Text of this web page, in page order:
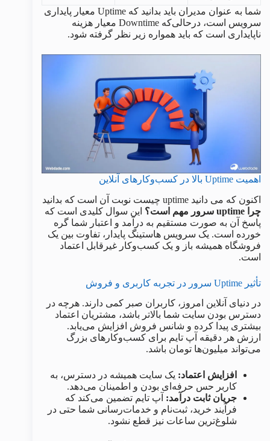
شما به عنوان مدیران باید بدانید که Uptime معیار پایداری
سرویس است، درحالی‌که Downtime معیار هزینه
ناپایداری است که باید همواره زیر نظر گرفته شود.
اهمیت Uptime بالا در کسب‌وکارهای آنلاین
اکنون که می دانید uptime چیست نوبت آن است که بدانید
چرا uptime سرور مهم است؟
این سوال کلیدی است که
پاسخ آن به صورت مستقیم به درآمد و اعتبار شما گره
خورده است. یک سرویس هاستینگ پایدار، تفاوت بین یک
فروشگاه همیشه باز و یک کسب‌وکار غیرقابل اعتماد
است.
تأثیر Uptime سرور در تجربه کاربری و فروش
در دنیای آنلاین امروز، کاربران صبر کمی دارند. هرچه در
دسترس بودن سایت شما بالاتر باشد، مشتریان اعتماد
بیشتری پیدا کرده و شانس فروش افزایش می‌یابد.
ارزش هر دقیقه آپ‌ تایم برای کسب‌وکارهای بزرگ
می‌تواند میلیون‌ها تومان باشد.
افزایش اعتماد: یک سایت همیشه در دسترس، به
کاربر حس حرفه‌ای بودن و اطمینان می‌دهد.
جریان ثابت درآمد: آپ‌ تایم تضمین می‌کند که
فرآیند خرید، ثبت‌نام و خدمات‌رسانی شما حتی در
شلوغ‌ترین ساعات نیز قطع نشود.